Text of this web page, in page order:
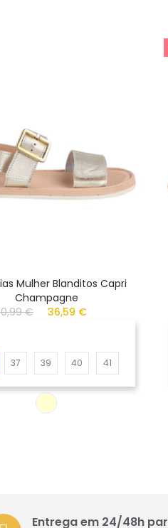
Mulher Blanditos Capri
Champagne
€
36,59 €
37 39 40 41
Entrega em 24/48h